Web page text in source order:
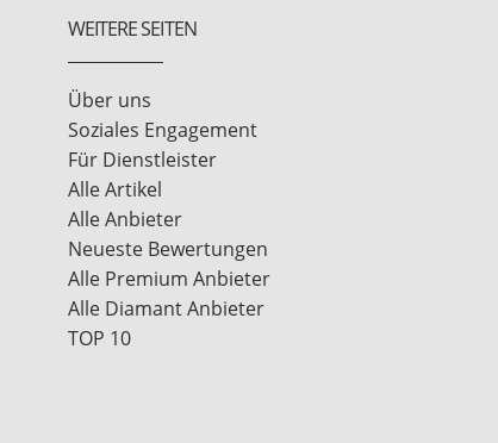
WEITERE SEITEN
Über uns
Soziales Engagement
Für Dienstleister
Alle Artikel
Alle Anbieter
Neueste Bewertungen
Alle Premium Anbieter
Alle Diamant Anbieter
TOP 10